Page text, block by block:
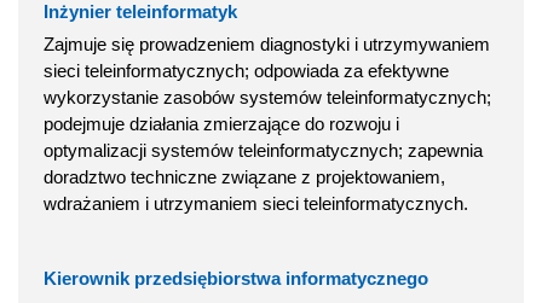
Inżynier teleinformatyk
Zajmuje się prowadzeniem diagnostyki i utrzymywaniem
sieci teleinformatycznych; odpowiada za efektywne
wykorzystanie zasobów systemów teleinformatycznych;
podejmuje działania zmierzające do rozwoju i
optymalizacji systemów teleinformatycznych; zapewnia
doradztwo techniczne związane z projektowaniem,
wdrażaniem i utrzymaniem sieci teleinformatycznych.
Kierownik przedsiębiorstwa informatycznego